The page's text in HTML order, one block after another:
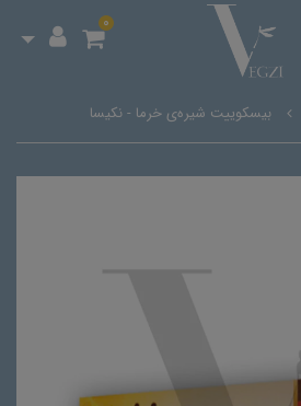
0
بیسکوییت شیره‌ی خرما - نکیسا